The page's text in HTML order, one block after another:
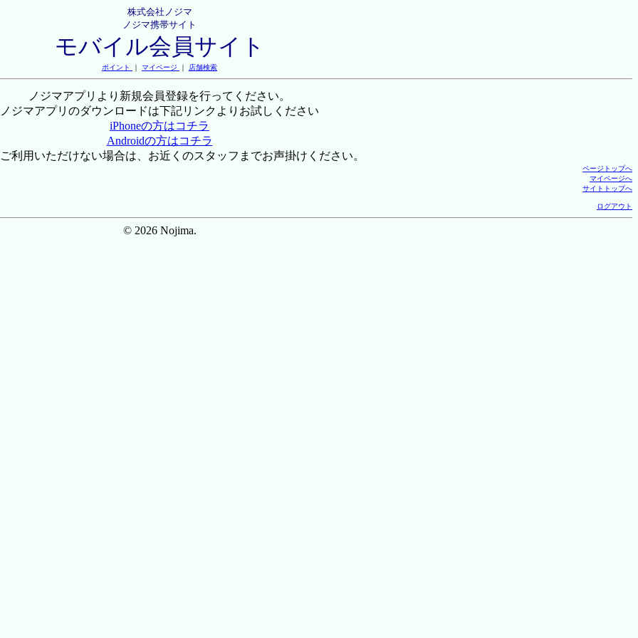
株式会社ノジマ
ノジマ携帯サイト
モバイル会員サイト
ポイント ｜ マイページ ｜ 店舗検索
ノジマアプリより新規会員登録を行ってください。
ノジマアプリのダウンロードは下記リンクよりお試しください
iPhoneの方はコチラ
Androidの方はコチラ
利用いただけない場合は、お近くのスタッフまでお声掛けください。
ページトップへ
マイページへ
サイトトップへ
ログアウト
© 2026 Nojima.